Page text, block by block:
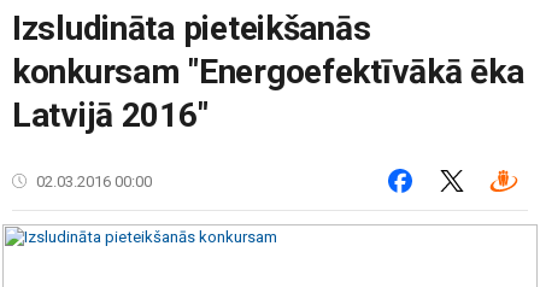
Izsludināta pieteikšanās
konkursam "Energoefektīvākā ēka
Latvijā 2016"
02.03.2016 00:00